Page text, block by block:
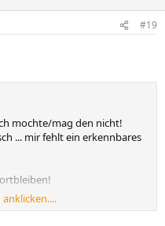
#19
mochte/mag den nicht!
... mir fehlt ein erkennbares